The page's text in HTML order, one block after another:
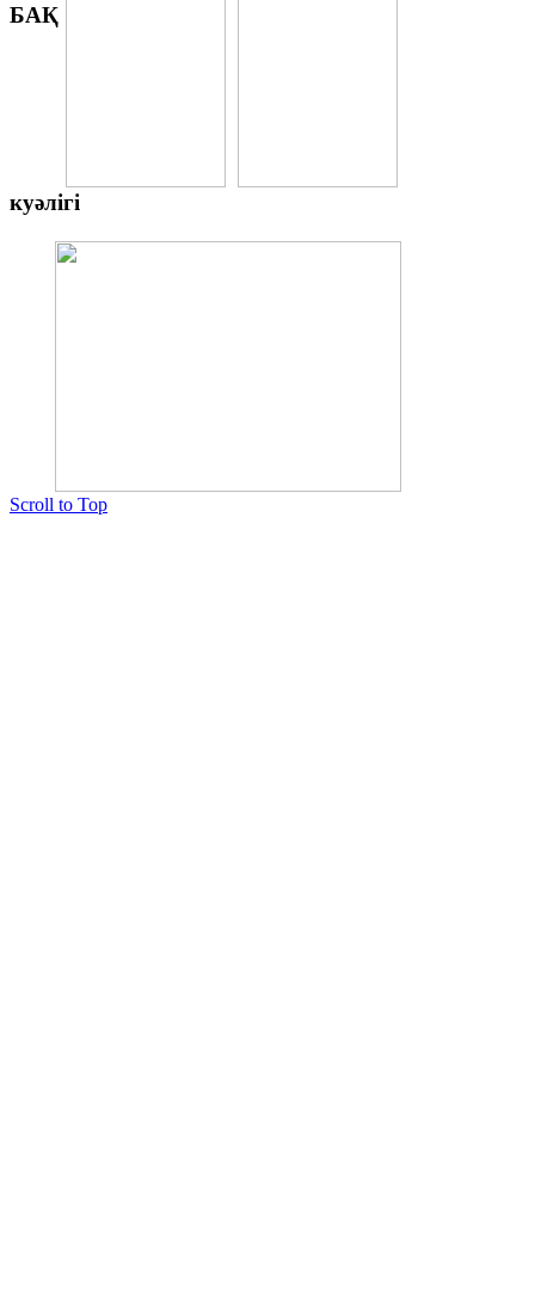
БАҚ
куәлігі
Scroll to Top